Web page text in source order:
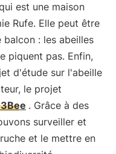
est une maison
Rufe. Elle peut être
balcon : les abeilles
piquent pas. Enfin,
d'étude sur l'abeille
le projet
. Grâce à des
surveiller et
et le mettre en